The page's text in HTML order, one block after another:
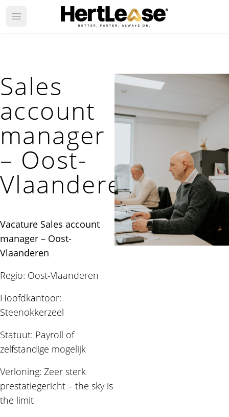
Open main menu
Sales
account
manager
– Oost-
Vlaanderen
Vacature Sales account
manager – Oost-
Vlaanderen
Regio: Oost-Vlaanderen
Hoofdkantoor:
Steenokkerzeel
Statuut: Payroll of
zelfstandige mogelijk
Verloning: Zeer sterk
prestatiegericht – the sky is
the limit